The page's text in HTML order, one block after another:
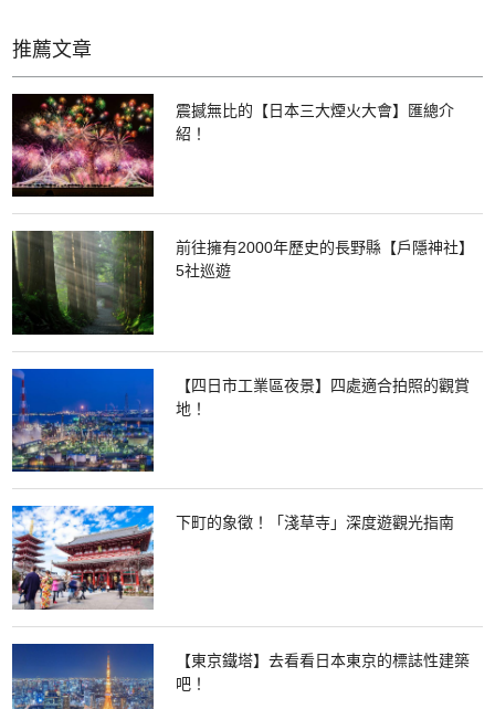
推薦文章
震撼無比的【日本三大煙火大會】匯總介
紹！
前往擁有2000年歷史的長野縣【戶隱神社】
5社巡遊
【四日市工業區夜景】四處適合拍照的觀賞
地！
下町的象徵！「淺草寺」深度遊觀光指南
【東京鐵塔】去看看日本東京的標誌性建築
吧！